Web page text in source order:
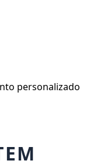
personalizado